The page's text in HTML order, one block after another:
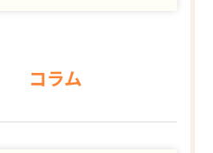
コラム